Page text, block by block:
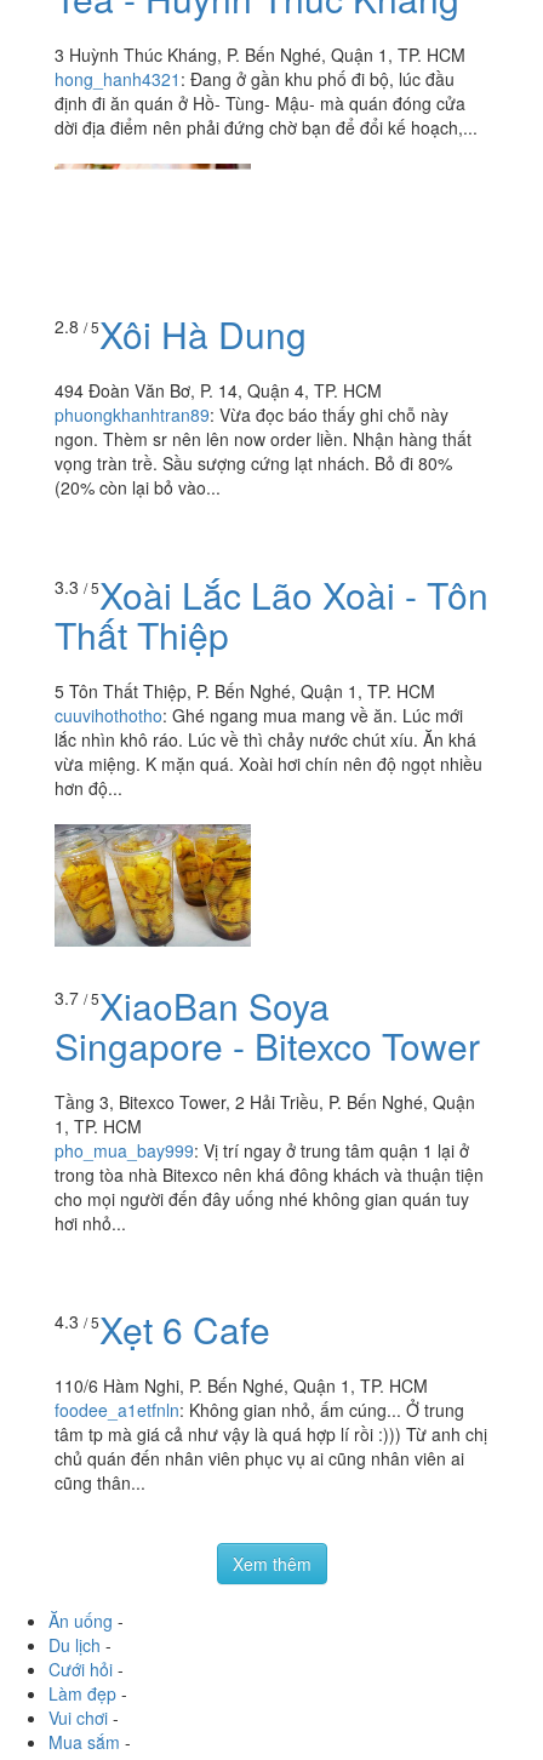
3 Huỳnh Thúc Kháng, P. Bến Nghé, Quận 1, TP. HCM
hong_hanh4321 : Đang ở gần khu phố đi bộ, lúc đầu
định đi ăn quán ở Hồ- Tùng- Mậu- mà quán đóng cửa
dời địa điểm nên phải đứng chờ bạn để đổi kế hoạch,...
2.8 / 5Xôi Hà Dung
494 Đoàn Văn Bơ, P. 14, Quận 4, TP. HCM
phuongkhanhtran89: Vừa đọc báo thấy ghi chỗ này
ngon. Thèm sr nên lên now order liền. Nhận hàng thất
vọng tràn trề. Sầu sượng cứng lạt nhách. Bỏ đi 80%
(20% còn lại bỏ vào...
3.3 / 5Xoài Lắc Lão Xoài - Tôn
Thất Thiệp
5 Tôn Thất Thiệp, P. Bến Nghé, Quận 1, TP. HCM
cuuvihothotho: Ghé ngang mua mang về ăn. Lúc mới
lắc nhìn khô ráo. Lúc về thì chảy nước chút xíu. Ăn khá
vừa miệng. K mặn quá. Xoài hơi chín nên độ ngọt nhiều
hơn độ...
3.7 / 5XiaoBan Soya
Singapore - Bitexco Tower
Tầng 3, Bitexco Tower, 2 Hải Triều, P. Bến Nghé, Quận
1, TP. HCM
pho_mua_bay999: Vị trí ngay ở trung tâm quận 1 lại ở
trong tòa nhà Bitexco nên khá đông khách và thuận tiện
cho mọi người đến đây uống nhé không gian quán tuy
hơi nhỏ...
4.3 / 5Xẹt 6 Cafe
110/6 Hàm Nghi, P. Bến Nghé, Quận 1, TP. HCM
foodee_a1etfnln: Không gian nhỏ, ấm cúng... Ở trung
tâm tp mà giá cả như vậy là quá hợp lí rồi :))) Từ anh chị
chủ quán đến nhân viên phục vụ ai cũng nhân viên ai
cũng thân...
Xem thêm
Ăn uống -
Du lịch -
Cưới hỏi -
Làm đẹp -
Vui chơi -
Mua sắm -